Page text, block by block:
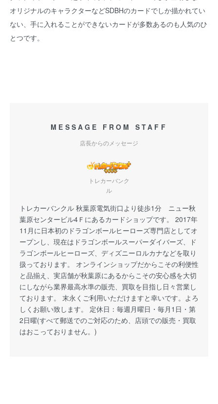
オリジナルのキャラクターなどSDBHのカードでしか描かれてい
ない、手に入れることができないカードが多数あるのも人気のひ
とつです。
MESSAGE FROM STAFF
店長からのメッセージ
トレカーバンク
ル
トレカーバンクル 秋葉原電気街口より徒歩1分 ニュー秋
葉原センタービル4Ｆにあるカードショップです。 2017年
11月に日本初のドラゴンボールヒーローズ専門店としてオ
ープンし、現在はドラゴンボールスーパーダイバーズ、ド
ラゴンボールヒーローズ、ディズニーロルカナなどを取り
扱っております。 オンラインショップだからこその利便性
と品揃え、実店舗が秋葉原にあるからこその安心感を大切
にしながら業界最高水準の販売、買取を目指し日々営業し
ております。 末永くご利用いただけますと幸いです。よろ
しくお願い致します。 定休日：毎週月曜日・毎月1日・第
2日曜(すべて郵送でのご対応のため、店頭での販売・買取
はおこっておりません。)